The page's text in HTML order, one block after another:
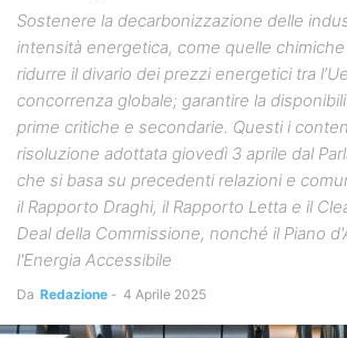
Sostenere la decarbonizzazione delle
intensità energetica, come quelle
ridurre il divario dei prezzi energetici tra
concorrenza globale; garantire la
prime critiche e secondarie. Questi i
risoluzione adottata giovedì 3 aprile dal
che si basa su precedenti relazioni e
il Rapporto Draghi, il Rapporto Letta e il
Deal della Commissione, nonché il Piano
l'Energia Accessibile
Da Redazione - 4 Aprile 2025